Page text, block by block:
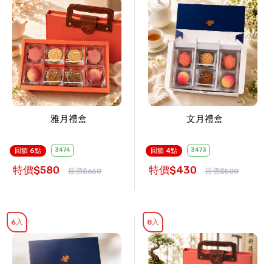
雅月禮盒
回饋 6點 3474
特價$580 原價$650
文月禮盒
回饋 4點 3473
特價$430 原價$500
6入 8入